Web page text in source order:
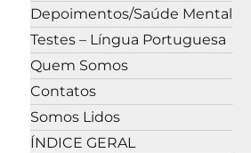
Depoimentos/Saúde Mental
Testes – Língua Portuguesa
Quem Somos
Contatos
Somos Lidos
ÍNDICE GERAL